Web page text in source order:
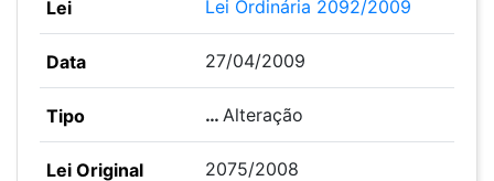
Lei Ordinária 2092/2009
27/04/2009
…Alteração
2075/2008